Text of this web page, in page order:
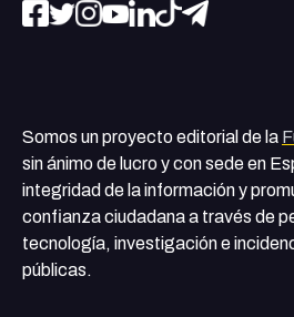
Somos un proyecto editorial de la
sin ánimo de lucro y con sede en
integridad de la información y
confianza ciudadana a través de
tecnología, investigación e
públicas.